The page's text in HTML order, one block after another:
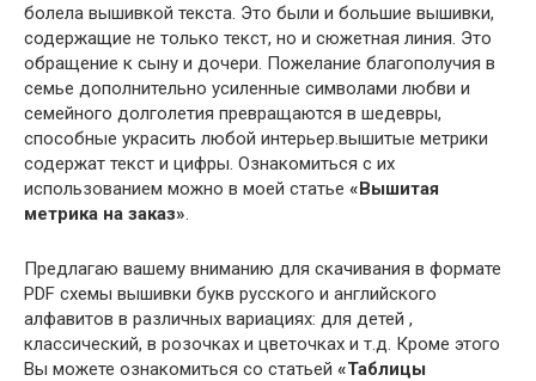
болела вышивкой текста. Это были и большие вышивки,
содержащие не только текст, но и сюжетная линия. Это
обращение к сыну и дочери. Пожелание благополучия в
семье дополнительно усиленные символами любви и
семейного долголетия превращаются в шедевры,
способные украсить любой интерьер.вышитые метрики
содержат текст и цифры. Ознакомиться с их
использованием можно в моей статье «Вышитая
метрика на заказ».
Предлагаю вашему вниманию для скачивания в формате
PDF схемы вышивки букв русского и английского
алфавитов в различных вариациях: для детей ,
классический, в розочках и цветочках и т.д. Кроме этого
Вы можете ознакомиться со статьей «Таблицы